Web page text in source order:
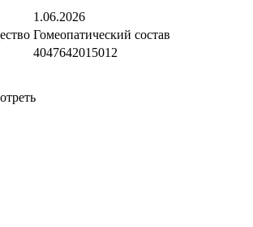
1.06.2026
Гомеопатический состав
4047642015012